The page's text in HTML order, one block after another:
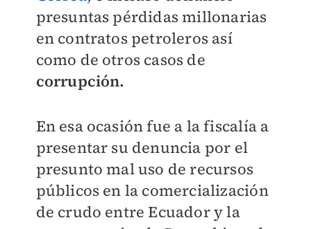
presuntas pérdidas millonarias
en contratos petroleros así
como de otros casos de
corrupción.
En esa ocasión fue a la fiscalía a
presentar su denuncia por el
presunto mal uso de recursos
públicos en la comercialización
de crudo entre Ecuador y la